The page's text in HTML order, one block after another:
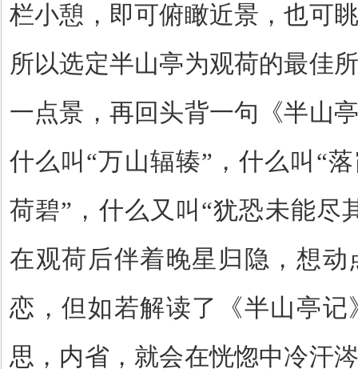
栏小憩，即可俯瞰近景，也可
所以选定半山亭为观荷的最佳
一点景，再回头背一句《半山
什么叫 “万山辐辏” ，什么叫 “
荷碧” ，什么又叫 “犹恐未能尽
在观荷后伴着晚星归隐，想
恋，但如若解读了《半山亭
思，内省，就会在恍惚中冷汗